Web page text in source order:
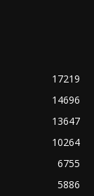
17219
14696
13647
10264
6755
5886